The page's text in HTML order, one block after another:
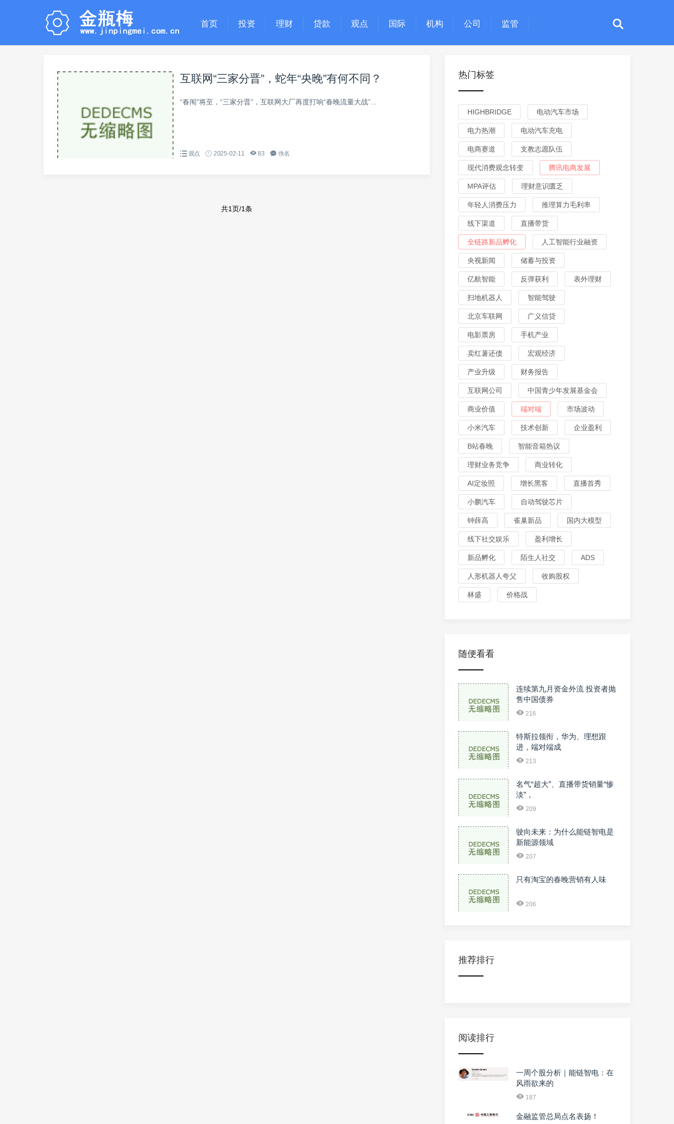
首页 投资 理财 贷款 观点 国际 机构 公司 监管
互联网“三家分晋”，蛇年“央晚”有何不同？
“春闱”将至，“三家分晋”，互联网大厂再度打响“春晚流量大战”...
观点 2025-02-11 83 佚名
共1页/1条
热门标签
HIGHBRIDGE 电动汽车市场
电力热潮 电动汽车充电
电商赛道 支教志愿队伍
现代消费观念转变 腾讯电商发展
MPA评估 理财意识匮乏
年轻人消费压力 推理算力毛利率
线下渠道 直播带货
全链路新品孵化 人工智能行业融资
央视新闻 储蓄与投资
亿航智能 反弹获利 表外理财
扫地机器人 智能驾驶
北京车联网 广义信贷
电影票房 手机产业
卖红薯还债 宏观经济
产业升级 财务报告
互联网公司 中国青少年发展基金会
商业价值 端对端 市场波动
小米汽车 技术创新 企业盈利
B站春晚 智能音箱热议
理财业务竞争 商业转化
AI定妆照 增长黑客 直播首秀
小鹏汽车 自动驾驶芯片
钟薛高 雀巢新品 国内大模型
线下社交娱乐 盈利增长
新品孵化 陌生人社交 ADS
人形机器人夸父 收购股权
林盛 价格战
随便看看
连续第九月资金外流 投资者抛
售中国债券
216
特斯拉领衔，华为、理想跟
进，端对端成
213
名气“超大”、直播带货销量“惨
淡”，
209
驶向未来：为什么能链智电是
新能源领域
207
只有淘宝的春晚营销有人味
206
推荐排行
阅读排行
一周个股分析｜能链智电：在
风雨欲来的
187
金融监管总局点名表扬！